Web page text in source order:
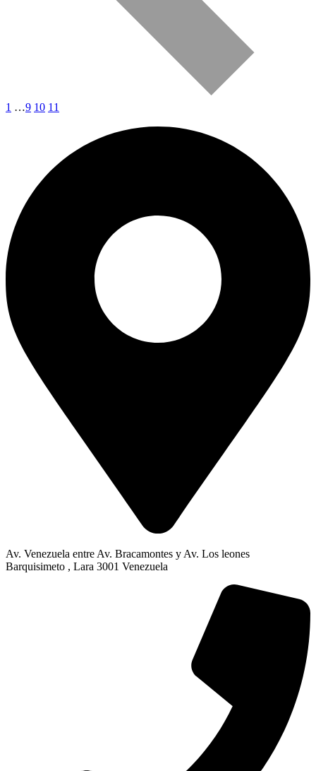
1 …9 10 11
Av. Venezuela entre Av. Bracamontes y Av. Los leones
Barquisimeto , Lara 3001 Venezuela